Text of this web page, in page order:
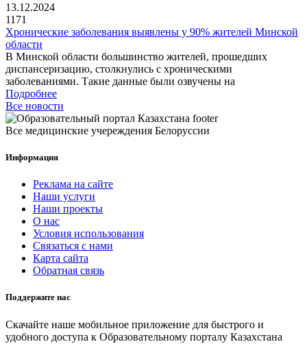
13.12.2024
1171
Хронические заболевания выявлены у 90% жителей Минской
области
В Минской области большинство жителей, прошедших
диспансеризацию, столкнулись с хроническими
заболеваниями. Такие данные были озвучены на
Подробнее
Все новости
Все медицинские учереждения Белоруссии
Информация
Реклама на сайте
Наши услуги
Наши проекты
О нас
Условия использования
Связаться с нами
Карта сайта
Обратная связь
Поддержите нас
Скачайте наше мобильное приложение для быстрого и
удобного доступа к Образовательному порталу Казахстана